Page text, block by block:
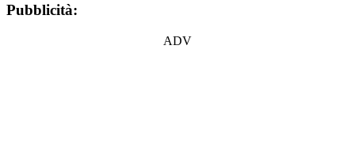
Pubblicità:
ADV